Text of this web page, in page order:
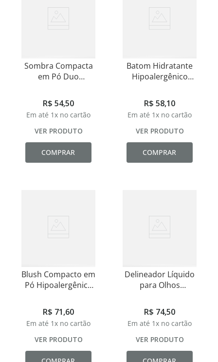
Sombra Compacta
em Pó Duo
Eclat
R$ 54,50
Em até 1x no cartão
VER PRODUTO
COMPRAR
Batom Hidratante
Hipoalergênico
R$ 58,10
Em até 1x no cartão
VER PRODUTO
COMPRAR
Blush Compacto em
Pó Hipoalergênico
R$ 71,60
Em até 1x no cartão
VER PRODUTO
Delineador Líquido
para Olhos
Eclat
R$ 74,50
Em até 1x no cartão
VER PRODUTO